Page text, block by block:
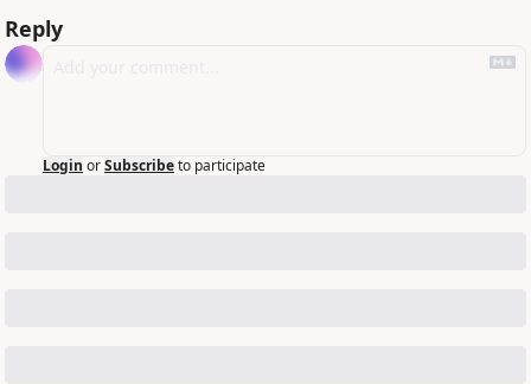
Reply
Login orSubscribeto participate